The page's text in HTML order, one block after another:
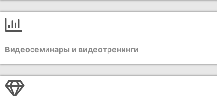
Видеосеминары и видеотренинги